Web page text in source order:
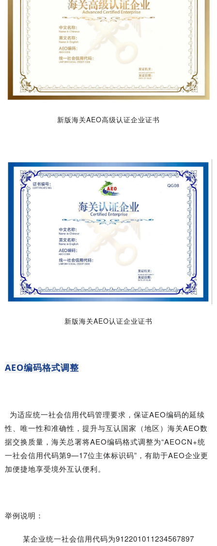
新版海关AEO高级认证企业证书
新版海关AEO认证企业证书
AEO编码格式调整
为适应统一社会信用代码管理要求，保证AEO编码的延续
性、唯一性和准确性，提升与互认国家（地区）海关AEO数
据交换质量，海关总署将AEO编码格式调整为“AEOCN+统
一社会信用代码第9—17位主体标识码”，有助于AEO企业更
加便捷地享受境外互认便利。
举例说明：
某企业统一社会信用代码为912201011234567897